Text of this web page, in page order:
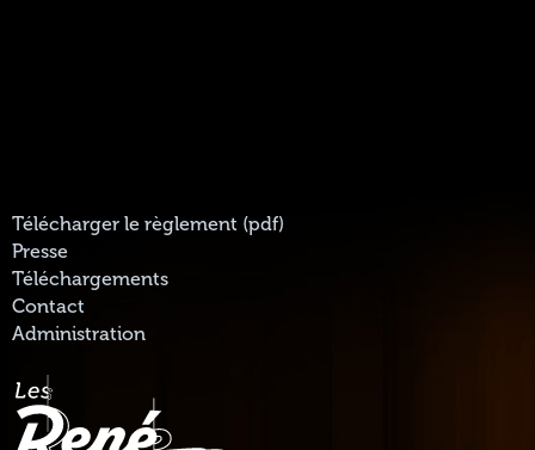
Télécharger le règlement (pdf)
Presse
Téléchargements
Contact
Administration